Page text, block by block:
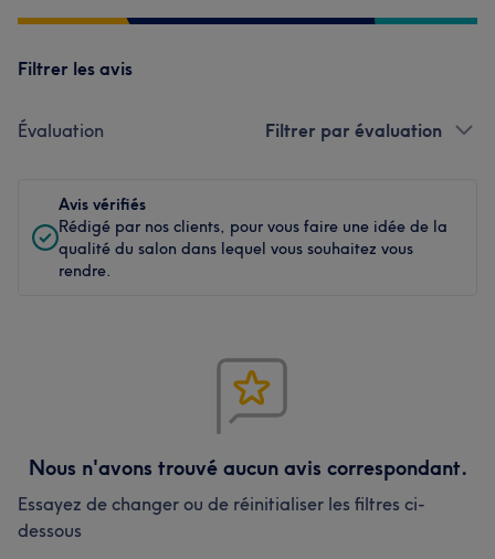
Filtrer les avis
Évaluation Filtrer par évaluation
Avis vérifiés
Rédigé par nos clients, pour vous faire une idée de la
qualité du salon dans lequel vous souhaitez vous
rendre.
Nous n'avons trouvé aucun avis correspondant.
Essayez de changer ou de réinitialiser les filtres ci-
dessous